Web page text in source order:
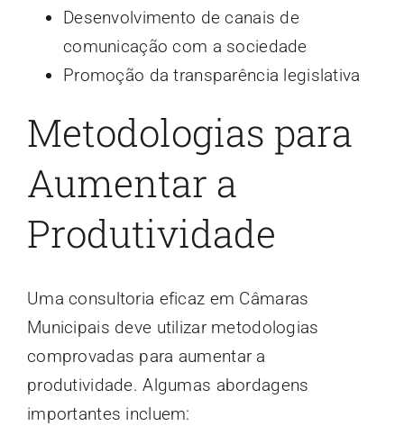
Desenvolvimento de canais de
comunicação com a sociedade
Promoção da transparência legislativa
Metodologias para
Aumentar a
Produtividade
Uma consultoria eficaz em Câmaras
Municipais deve utilizar metodologias
comprovadas para aumentar a
produtividade. Algumas abordagens
importantes incluem: